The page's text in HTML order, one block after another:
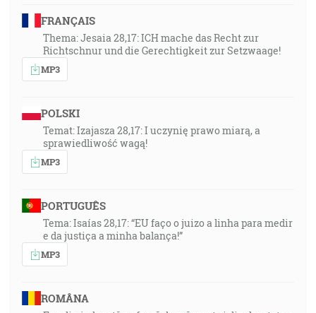
FRANÇAIS
Thema: Jesaia 28,17: ICH mache das Recht zur
Richtschnur und die Gerechtigkeit zur Setzwaage!
MP3
POLSKI
Temat: Izajasza 28,17: I uczynię prawo miarą, a
sprawiedliwość wagą!
MP3
PORTUGUÊS
Tema: Isaías 28,17: “EU faço o juizo a linha para medir
e da justiça a minha balança!”
MP3
ROMÂNA